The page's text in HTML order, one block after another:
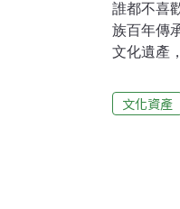
誰都不喜
族百年傳
文化遺產
發起所謂
蒙古族人
重視，有
跟著時髦
稱為大襟
文化資產